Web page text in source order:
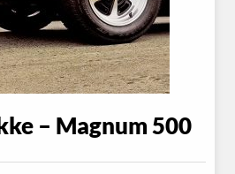
– Magnum 500